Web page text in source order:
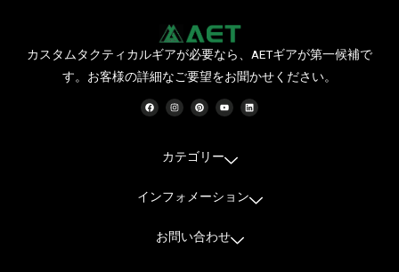
カスタムタクティカルギアが必要なら、AETギアが第一候補で
す。お客様の詳細なご要望をお聞かせください。
フ
ェ
イ
イ
ン
ス
ム
ピ
ン
タ
Y
o
u
リ
ン
ク
カテゴリー
インフォメーション
お問い合わせ